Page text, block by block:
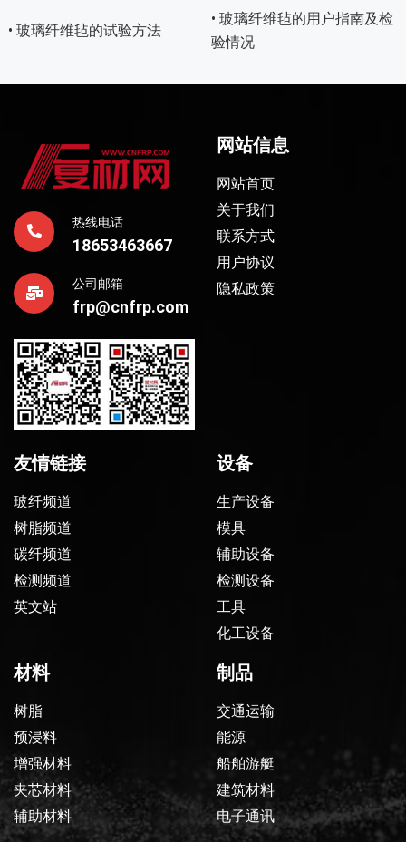
• 玻璃纤维毡的试验方法
• 玻璃纤维毡的用户指南及检
验情况
热线电话
18653463667
公司邮箱
frp@cnfrp.com
网站信息
网站首页
关于我们
联系方式
用户协议
隐私政策
友情链接
玻纤频道
树脂频道
碳纤频道
检测频道
英文站
设备
生产设备
模具
辅助设备
检测设备
工具
化工设备
材料
树脂
预浸料
增强材料
夹芯材料
辅助材料
制品
交通运输
能源
船舶游艇
建筑材料
电子通讯